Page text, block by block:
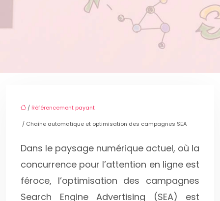
/ Référencement payant
/ Chaîne automatique et optimisation des campagnes SEA
Dans le paysage numérique actuel, où la
concurrence pour l’attention en ligne est
féroce, l’optimisation des campagnes
Search Engine Advertising (SEA) est